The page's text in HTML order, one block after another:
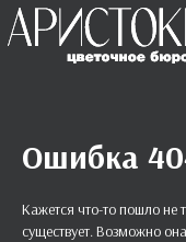
Ошибка
Кажется что-то пошло не
существует. Возможно